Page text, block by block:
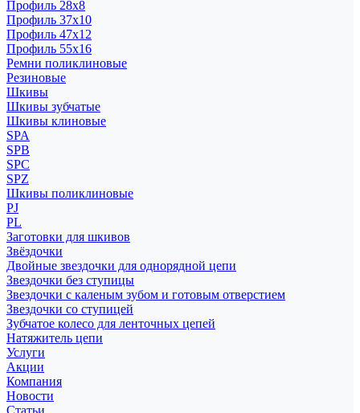
Профиль 28x8
Профиль 37x10
Профиль 47x12
Профиль 55x16
Ремни поликлиновые
Резиновые
Шкивы
Шкивы зубчатые
Шкивы клиновые
SPA
SPB
SPC
SPZ
Шкивы поликлиновые
PJ
PL
Заготовки для шкивов
Звёздочки
Двойные звездочки для однорядной цепи
Звездочки без ступицы
Звездочки с каленым зубом и готовым отверстием
Звездочки со ступицей
Зубчатое колесо для ленточных цепей
Натяжитель цепи
Услуги
Акции
Компания
Новости
Статьи